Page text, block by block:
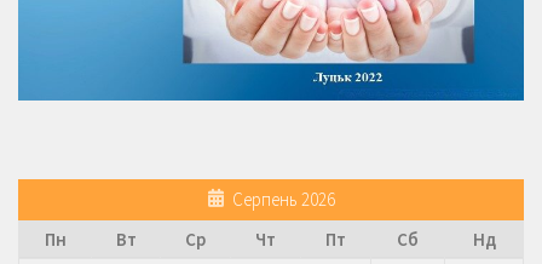
Серпень 2026
Пн
Вт Ср Чт Пт Сб
Нд